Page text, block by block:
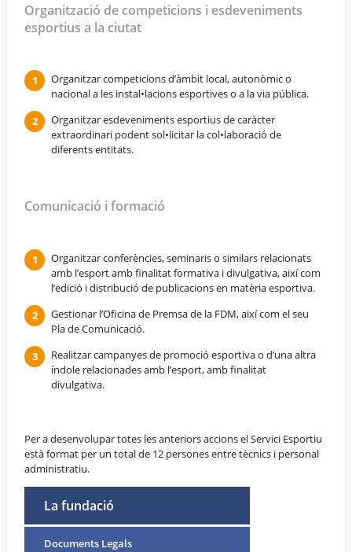
Organització de competicions i esdeveniments
esportius a la ciutat
Organitzar competicions d’àmbit local, autonòmic o
nacional a les instal•lacions esportives o a la via pública.
Organitzar esdeveniments esportius de caràcter
extraordinari podent sol•licitar la col•laboració de
diferents entitats.
Comunicació i formació
Organitzar conferències, seminaris o similars relacionats
amb l’esport amb finalitat formativa i divulgativa, així com
l’edició i distribució de publicacions en matèria esportiva.
Gestionar l’Oficina de Premsa de la FDM, així com el seu
Pla de Comunicació.
Realitzar campanyes de promoció esportiva o d’una altra
índole relacionades amb l’esport, amb finalitat
divulgativa.
Per a desenvolupar totes les anteriors accions el Servici Esportiu
està format per un total de 12 persones entre tècnics i personal
administratiu.
La fundació
Documents Legals